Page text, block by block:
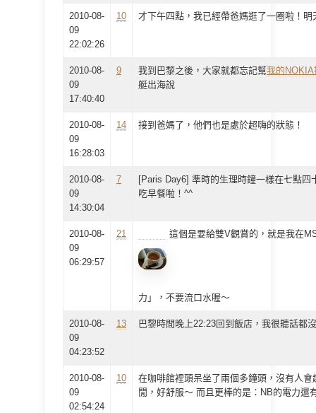
2010-08-
09
22:02:26
10 才下午四點，我已經帶爸媽逛了一圈啦！
2010-08-
09
17:40:40
9 我到巴黎之後，大家就都忘記幫我的NOKIA
艇出海說
2010-08-
09
16:28:03
14 接到爸媽了，他們也是處於超嗨的狀態！
2010-08-
09
14:30:04
7
[Paris Day6] 準時的生理時鐘一樣在七點四
吃早餐啦！^^
2010-08-
09
06:29:57
21 這個是要給雙V觀賞的，就是我在
力」，不要流口水喔～
2010-08-
09
04:23:52
13 巴黎時間晚上22:23回到飯店，我很聽話都
2010-08-
09
02:54:24
10
在咖啡館裡頭呆坐了兩個多鐘頭，沒有人
閒，好舒服～ 而且更棒的是：NB的電力還